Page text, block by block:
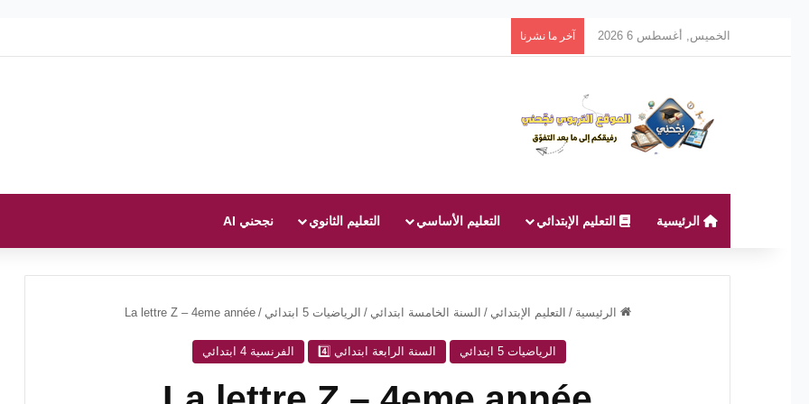
الخميس, أغسطس 6 2026 آخر ما نشرنا
الرئيسية التعليم الإبتدائي التعليم الأساسي التعليم الثانوي نجحني AI
الرئيسية / التعليم الإبتدائي / السنة الخامسة ابتدائي / الرياضيات 5 ابتدائي /
La lettre Z – 4eme année
الرياضيات 5 ابتدائي السنة الرابعة ابتدائي 4️⃣ الفرنسية 4 ابتدائي